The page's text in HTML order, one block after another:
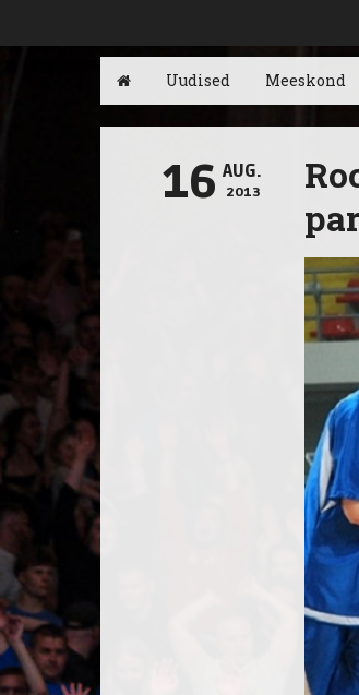
Uudised Meeskond
16 AUG.
2013